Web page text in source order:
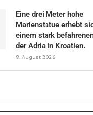
Eine drei Meter hohe
Marienstatue erhebt
einem stark
der Adria in Kroatien.
8. August 2026